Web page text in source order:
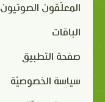
المعلّقون الصوتيون
الباقات
صفحة التطبيق
سياسة الخصوصيّة